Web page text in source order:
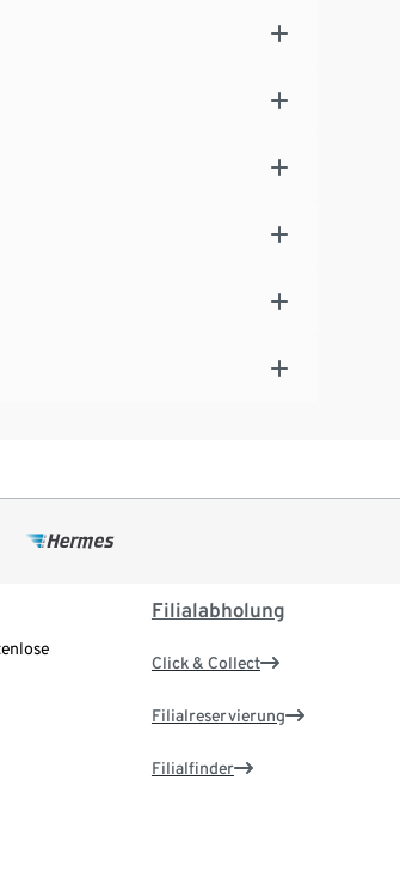
Filialabholung
Click & Collect
Filialreservierung
Filialfinder